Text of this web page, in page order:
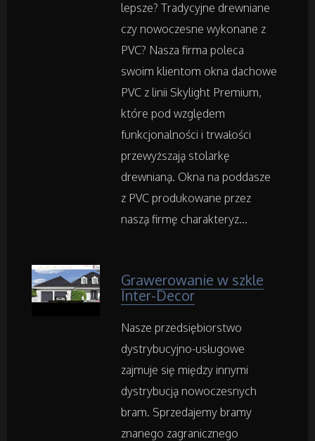
Materiały Promocyjne
Agencje Reklamowe
Materiały Reklamowe
Inne Agencje
Rekreacja
Imprezy Integracyjne
Zajęcia Sportowe i Rekreacyjne
Serwis
Informatyczne
Restauracje, Catering
lepsze? Tradycyjne drewniane
czy nowoczesne wykonane z
PVC? Nasza firma poleca
swoim klientom okna dachowe
PVC z linii Skylight Premium,
które pod względem
funkcjonalności i trwałości
przewyższają stolarkę
drewnianą. Okna na poddasze
z PVC produkowane przez
naszą firmę charakteryz...
Grawerowanie w szkle
Inter-Decor
Nasze przedsiębiorstwo
dystrybucyjno-usługowe
zajmuje się między innymi
dystrybucją nowoczesnych
bram. Sprzedajemy bramy
znanego zagranicznego